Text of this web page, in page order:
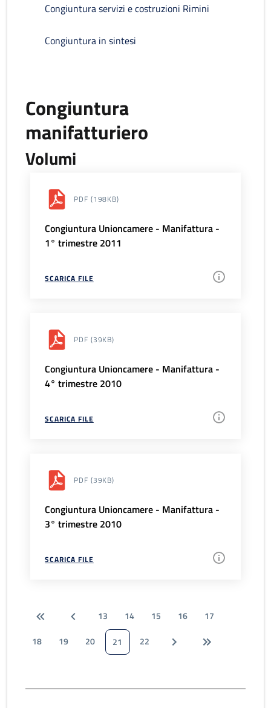
Congiuntura servizi e costruzioni Rimini
Congiuntura in sintesi
Congiuntura
manifatturiero
Volumi
PDF (198KB)
Congiuntura Unioncamere - Manifattura -
1° trimestre 2011
SCARICA FILE
PDF (39KB)
Congiuntura Unioncamere - Manifattura -
4° trimestre 2010
SCARICA FILE
PDF (39KB)
Congiuntura Unioncamere - Manifattura -
3° trimestre 2010
SCARICA FILE
13 14 15 16
17
18
19 20 21 22